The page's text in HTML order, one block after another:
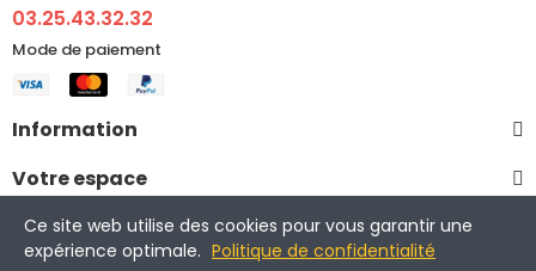
03.25.43.32.32
Mode de paiement
Information
Votre espace
Ce site web utilise des cookies pour vous garantir une
expérience optimale. Politique de confidentialité